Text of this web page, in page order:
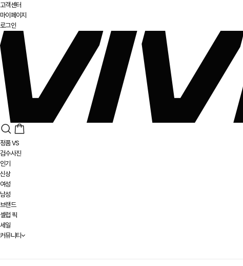
고객센터
마이페이지
로그인
정품 VS
검수사진
인기
신상
여성
남성
브랜드
셀럽 픽
세일
커뮤니티